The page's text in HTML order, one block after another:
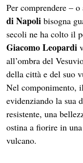
Per comprendere –
di Napoli bisogna
secoli ne ha colto il
Giacomo Leopardi
all’ombra del
della città e del suo
Nel componimento,
evidenziando la sua
resistente, una
ostina a fiorire in
vulcano.